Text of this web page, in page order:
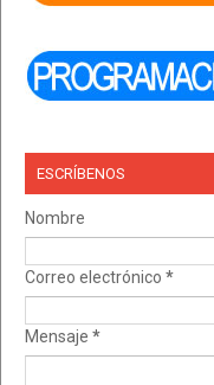
ESCRÍBENOS
Nombre
Correo electrónico *
Mensaje *